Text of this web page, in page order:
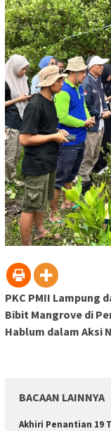
PKC PMII Lampung
Bibit Mangrove di
Hablum dalam Aksi
BACAAN LAINNYA
Akhiri Penantian 19